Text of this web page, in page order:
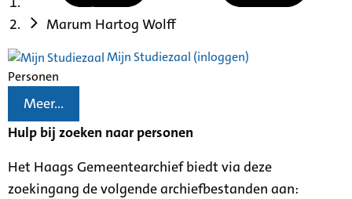
Marum Hartog Wolff
Mijn Studiezaal (inloggen)
Personen
Meer...
Hulp bij zoeken naar personen
Het Haags Gemeentearchief biedt via deze
zoekingang de volgende archiefbestanden aan: